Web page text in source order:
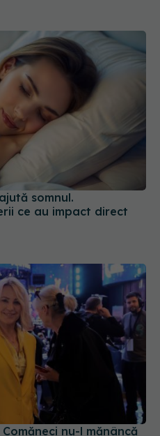
somnul.
ce au impact direct
nu-l mănâncă